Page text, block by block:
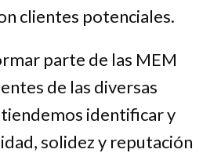
clientes potenciales.
parte de las MEM
de las diversas
identificar y
solidez y reputación